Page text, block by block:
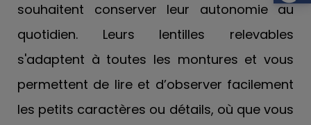
souhaitent conserver leur autonomie au
quotidien. Leurs lentilles relevables
s'adaptent à toutes les montures et vous
permettent de lire et d’observer facilement
les petits caractères ou détails, où que vous